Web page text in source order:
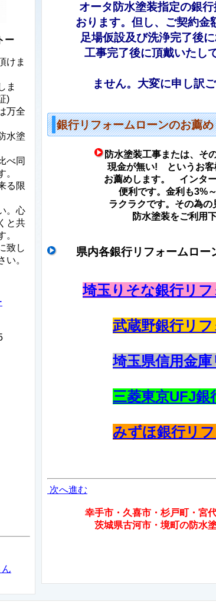
オータ防水塗装指定の銀行
おります。但し、ご契約金
足場仮設及び洗浄完了後
工事完了後に頂戴いたし
ません。大変に申し訳
銀行リフォームローンのお薦め
防水塗装工事または、そ
現金が無い!
というお客
お薦めします。 インタ
便利です。金利も3%
ラクラクです。 その為の
防水塗装をご利用下
県内各銀行リフォームロー
埼玉りそな銀行リ
武蔵野銀行リ
埼玉県信用金
三菱東京UFJ銀
みずほ銀行リ
次へ進む
幸手市・久喜市・杉戸町・宮代町
茨城県古河市・境町の防水
ー
けま
ま
)
万全
水塗
べ同
。
る限
。心
と共
。
致し
い。